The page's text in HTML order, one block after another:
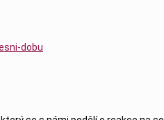
dobu